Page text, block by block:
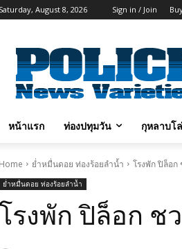
Saturday, August 8, 2026 Sign in / Join
หน้าแรก ท่องปทุมวัน กุหลาบโ
Home ย่ำหมื่นดอย ท่องร้อยลำน้ำ โรงพัก ปิล็อ
ย่ำหมื่นดอย ท่องร้อยลำน้ำ
รงพัก ปิล็อก